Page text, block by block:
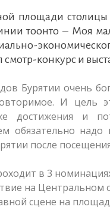
площади столицы
тоонто – Моя
смотр-конкурс и
Бурятии очень
И цель
достижения и
обязательно
после
в 3
на Центральном
сцене на